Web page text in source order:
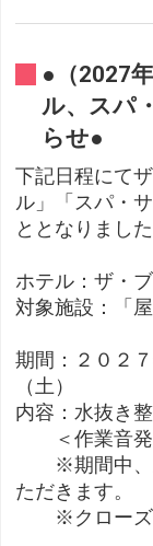
●（2027
ル、スパ
らせ●
下記日程にて
ル」「スパ・
ととなりました
ホテル：ザ・
対象施設：「
期間：２０２
（土）
内容：水抜き
＜作業音発
※期間中、上
ただきます。
※クローズ中